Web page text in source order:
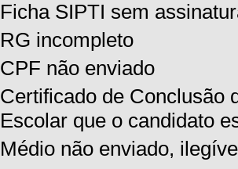
Ficha SIPTI sem
RG incompleto
CPF não enviado
Certificado de Conclusão
Escolar que o candidato
Médio não enviado,